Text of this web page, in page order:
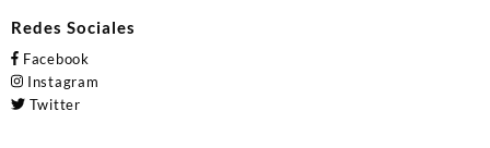
Redes Sociales
Facebook
Instagram
Twitter